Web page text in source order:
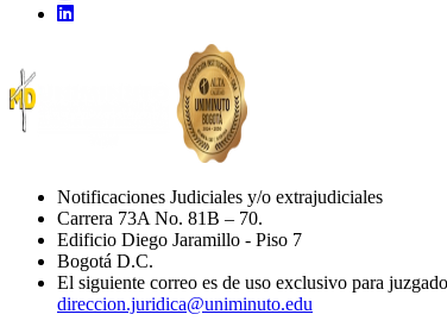
Notificaciones Judiciales y/o extrajudiciales
Carrera 73A No. 81B – 70.
Edificio Diego Jaramillo - Piso 7
Bogotá D.C.
El siguiente correo es de uso exclusivo para
direccion.juridica@uniminuto.edu